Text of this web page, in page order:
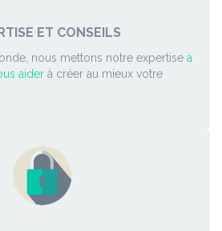
ET CONSEILS
nous mettons notre expertise à
aider à créer au mieux votre